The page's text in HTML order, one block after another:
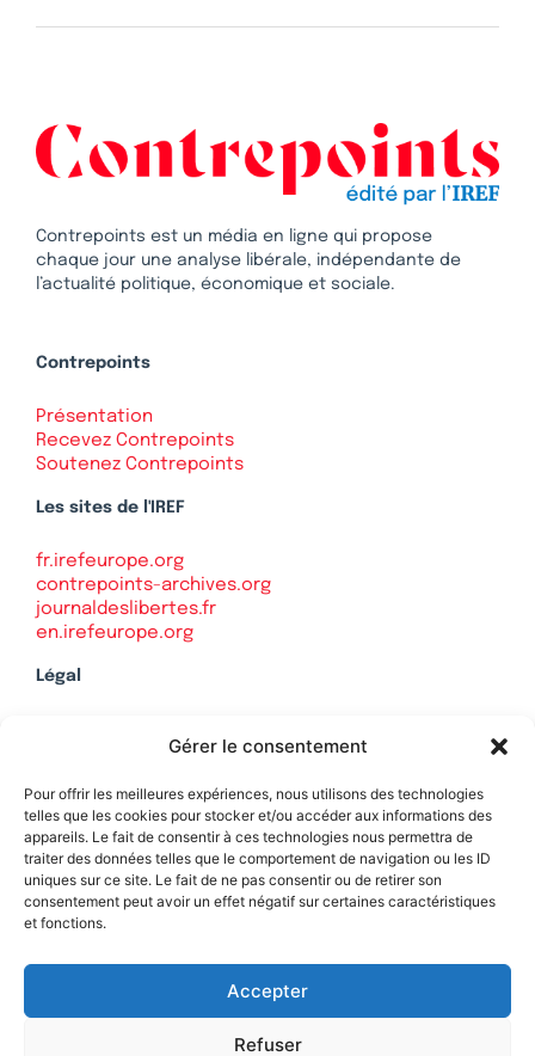
Gérer le consentement
Pour offrir les meilleures expériences, nous utilisons des technologies
telles que les cookies pour stocker et/ou accéder aux informations des
appareils. Le fait de consentir à ces technologies nous permettra de
traiter des données telles que le comportement de navigation ou les ID
uniques sur ce site. Le fait de ne pas consentir ou de retirer son
consentement peut avoir un effet négatif sur certaines caractéristiques
et fonctions.
Accepter
Refuser
Contrepoints est un média en ligne qui propose
chaque jour une analyse libérale, indépendante de
l’actualité politique, économique et sociale.
Contrepoints
Présentation
Recevez Contrepoints
Soutenez Contrepoints
Les sites de l'IREF
fr.irefeurope.org
contrepoints-archives.org
journaldeslibertes.fr
en.irefeurope.org
Légal
Politique de confidentialité
Contact
Soutenez Contrepoints